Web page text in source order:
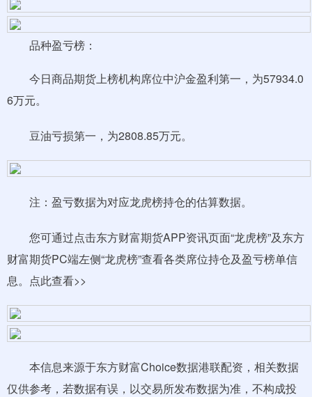
品种盈亏榜：
今日商品期货上榜机构席位中沪金盈利第一，为57934.0
6万元。
豆油亏损第一，为2808.85万元。
注：盈亏数据为对应龙虎榜持仓的估算数据。
您可通过点击东方财富期货APP资讯页面“龙虎榜”及东方
财富期货PC端左侧“龙虎榜”查看各类席位持仓及盈亏榜单信
息。点此查看>>
本信息来源于东方财富Choice数据港联配资，相关数据
仅供参考，若数据有误，以交易所发布数据为准，不构成投